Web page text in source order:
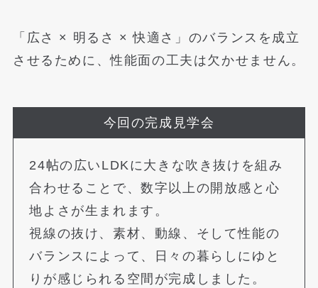
「広さ × 明るさ × 快適さ」のバランスを成立
させるために、性能面の工夫は欠かせません。
今回の完成見学会
24帖の広いLDKに大きな吹き抜けを組み
合わせることで、数字以上の開放感と心
地よさが生まれます。
視線の抜け、素材、動線、そして性能の
バランスによって、日々の暮らしにゆと
りが感じられる空間が完成しました。